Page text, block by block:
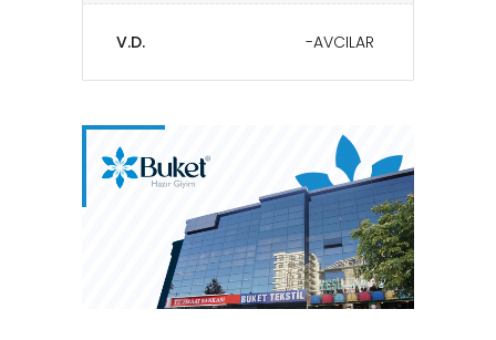
V.D. -AVCILAR